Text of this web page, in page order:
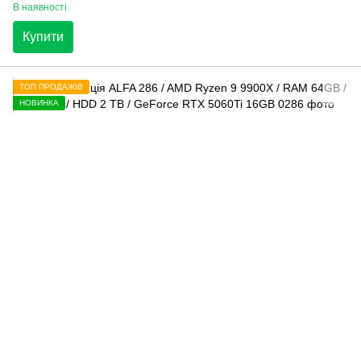
В наявності
Купити
ТОП ПРОДАЖІВ
НОВИНКА